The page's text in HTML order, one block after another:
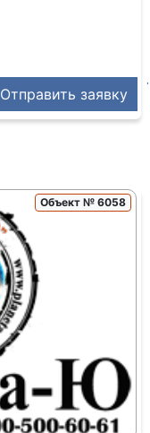
Отправить заявку
Объект № 6058